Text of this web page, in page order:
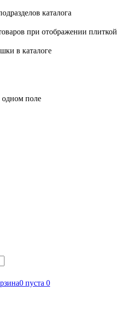
каталога
при отображении плиткой
в каталоге
поле
0 пуста 0